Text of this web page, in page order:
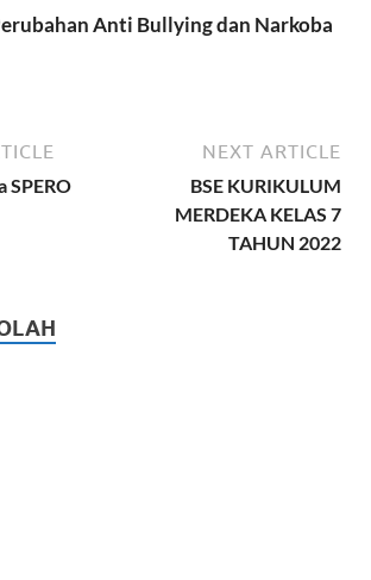
Anti Bullying dan Narkoba
SPERO
NEXT ARTICLE
BSE KURIKULUM
MERDEKA KELAS 7
TAHUN 2022